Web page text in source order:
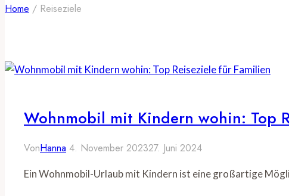
Home / Reiseziele
Wohnmobil mit Kindern wohin: Top
VonHanna 4. November 202327. Juni 2024
Ein Wohnmobil-Urlaub mit Kindern ist eine großartige